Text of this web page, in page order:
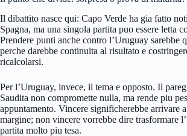
Il dibattito nasce qui: Capo Verde ha gia fatto
Spagna, ma una singola partita puo essere letta
Prendere punti anche contro l’Uruguay sarebbe
perche darebbe continuita al risultato e
ricalcolarsi.
Per l’Uruguay, invece, il tema e opposto. Il
Saudita non compromette nulla, ma rende piu
appuntamento. Vincere significherebbe arrivare
margine; non vincere vorrebbe dire trasformare
partita molto piu tesa.